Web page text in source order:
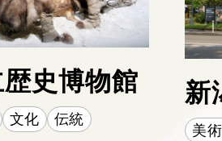
史博物館
文化 伝統
新
美